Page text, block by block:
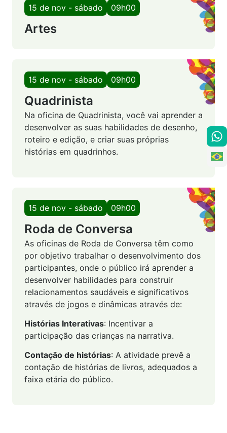
15 de nov - sábado 09h00
Artes
15 de nov - sábado 09h00
Quadrinista
Na oficina de Quadrinista, você vai aprender a
desenvolver as suas habilidades de desenho,
roteiro e edição, e criar suas próprias
histórias em quadrinhos.
15 de nov - sábado 09h00
Roda de Conversa
As oficinas de Roda de Conversa têm como
por objetivo trabalhar o desenvolvimento dos
participantes, onde o público irá aprender a
desenvolver habilidades para construir
relacionamentos saudáveis e significativos
através de jogos e dinâmicas através de:
Histórias Interativas: Incentivar a
participação das crianças na narrativa.
Contação de histórias: A atividade prevê a
contação de histórias de livros, adequados a
faixa etária do público.